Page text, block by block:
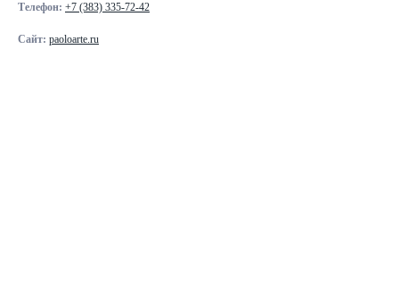
Телефон: +7 (383) 335-72-42
Сайт: paoloarte.ru